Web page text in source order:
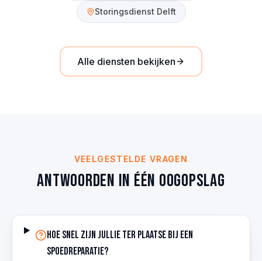
Storingsdienst Delft
Alle diensten bekijken
VEELGESTELDE VRAGEN
Antwoorden in één oogopslag
Hoe snel zijn jullie ter plaatse bij een
spoedreparatie?